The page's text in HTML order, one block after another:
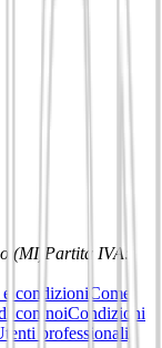
(MI) Partita IVA:
condizioni Come
con noiCondizioni
professionali)